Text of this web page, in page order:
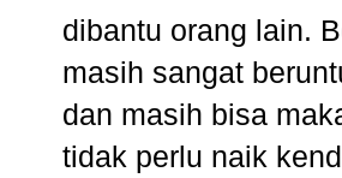
dibantu orang lain.
masih sangat
dan masih bisa
tidak perlu naik